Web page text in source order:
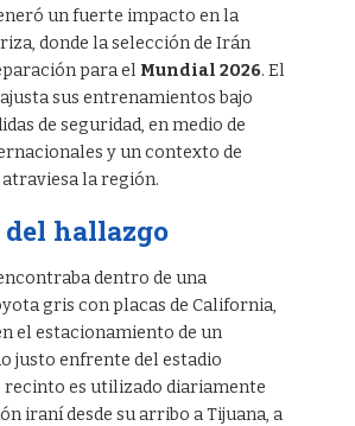
un fuerte impacto en la
donde la selección de Irán
para el Mundial 2026. El
sus entrenamientos bajo
de seguridad, en medio de
y un contexto de
la región.
hallazgo
dentro de una
gris con placas de California,
el estacionamiento de un
justo enfrente del estadio
recinto es utilizado diariamente
iraní desde su arribo a Tijuana, a